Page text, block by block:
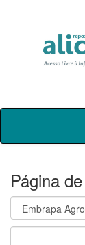
Skip
Página